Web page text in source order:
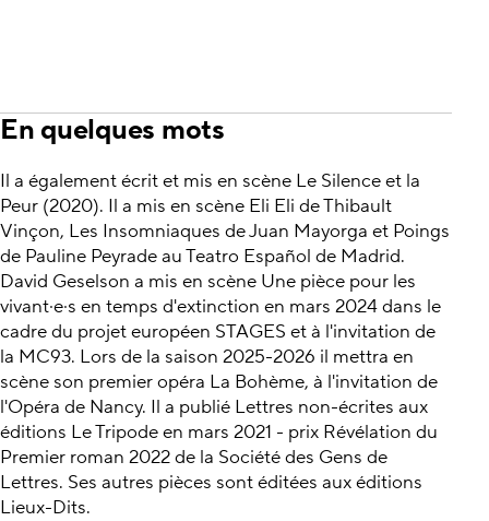
En quelques mots
Il a également écrit et mis en scène Le Silence et la
Peur (2020). Il a mis en scène Eli Eli de Thibault
Vinçon, Les Insomniaques de Juan Mayorga et Poings
de Pauline Peyrade au Teatro Español de Madrid.
David Geselson a mis en scène Une pièce pour les
vivant·e·s en temps d'extinction en mars 2024 dans le
cadre du projet européen STAGES et à l'invitation de
la MC93. Lors de la saison 2025-2026 il mettra en
scène son premier opéra La Bohème, à l'invitation de
l'Opéra de Nancy. Il a publié Lettres non-écrites aux
éditions Le Tripode en mars 2021 - prix Révélation du
Premier roman 2022 de la Société des Gens de
Lettres. Ses autres pièces sont éditées aux éditions
Lieux-Dits.